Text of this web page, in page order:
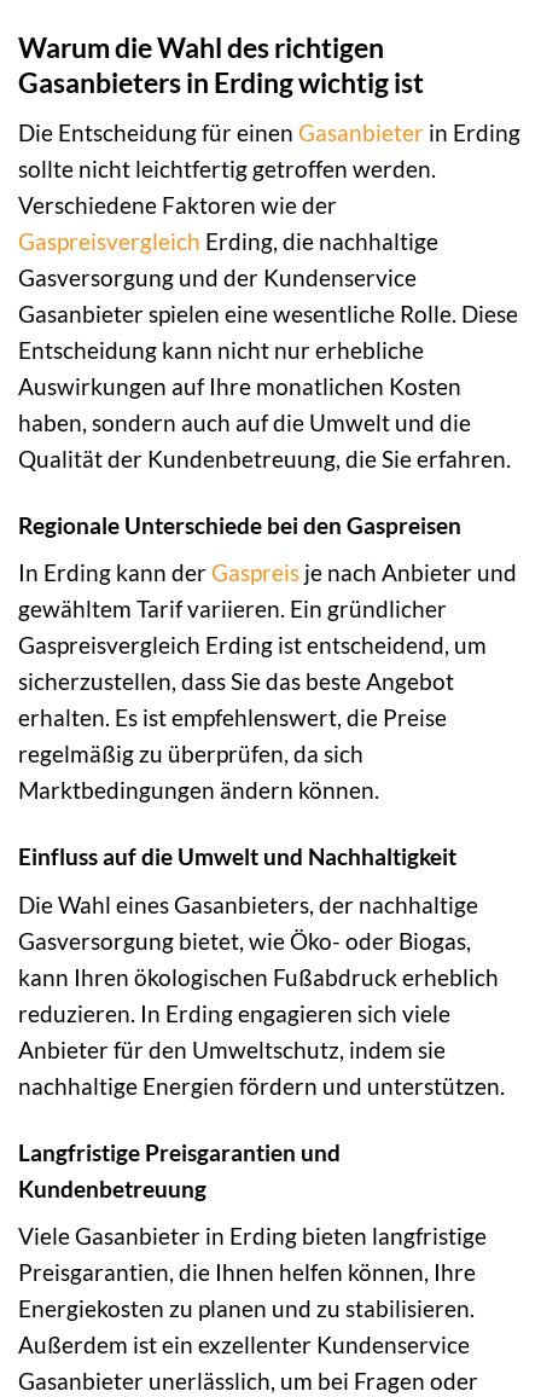
Warum die Wahl des richtigen
Gasanbieters in Erding wichtig ist
Die Entscheidung für einen Gasanbieter in Erding
sollte nicht leichtfertig getroffen werden.
Verschiedene Faktoren wie der
Gaspreisvergleich Erding, die nachhaltige
Gasversorgung und der Kundenservice
Gasanbieter spielen eine wesentliche Rolle. Diese
Entscheidung kann nicht nur erhebliche
Auswirkungen auf Ihre monatlichen Kosten
haben, sondern auch auf die Umwelt und die
Qualität der Kundenbetreuung, die Sie erfahren.
Regionale Unterschiede bei den Gaspreisen
In Erding kann der Gaspreis je nach Anbieter und
gewähltem Tarif variieren. Ein gründlicher
Gaspreisvergleich Erding ist entscheidend, um
sicherzustellen, dass Sie das beste Angebot
erhalten. Es ist empfehlenswert, die Preise
regelmäßig zu überprüfen, da sich
Marktbedingungen ändern können.
Einfluss auf die Umwelt und Nachhaltigkeit
Die Wahl eines Gasanbieters, der nachhaltige
Gasversorgung bietet, wie Öko- oder Biogas,
kann Ihren ökologischen Fußabdruck erheblich
reduzieren. In Erding engagieren sich viele
Anbieter für den Umweltschutz, indem sie
nachhaltige Energien fördern und unterstützen.
Langfristige Preisgarantien und
Kundenbetreuung
Viele Gasanbieter in Erding bieten langfristige
Preisgarantien, die Ihnen helfen können, Ihre
Energiekosten zu planen und zu stabilisieren.
Außerdem ist ein exzellenter Kundenservice
Gasanbieter unerlässlich, um bei Fragen oder